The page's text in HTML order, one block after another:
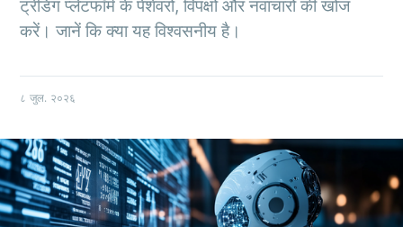
ट्रेडिंग प्लेटफॉर्म के पेशेवरों, विपक्षों और नवाचारों की खोज
करें। जानें कि क्या यह विश्वसनीय है।
८ जुल. २०२६